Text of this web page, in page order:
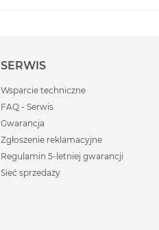
SERWIS
Wsparcie techniczne
FAQ - Serwis
Gwarancja
Zgłoszenie reklamacyjne
Regulamin 5-letniej gwarancji
Sieć sprzedaży